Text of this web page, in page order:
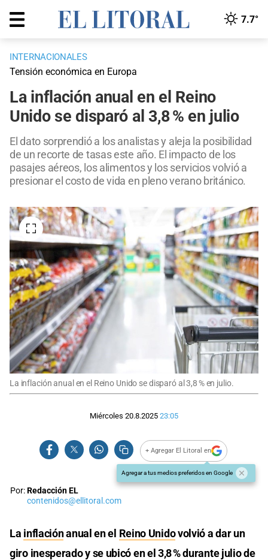
7.7°
INTERNACIONALES
Tensión económica en Europa
La inflación anual en el Reino
Unido se disparó al 3,8 % en julio
El dato sorprendió a los analistas y aleja la posibilidad
de un recorte de tasas este año. El impacto de los
pasajes aéreos, los alimentos y los servicios volvió a
presionar el costo de vida en pleno verano británico.
La inflación anual en el Reino Unido se disparó al 3,8 % en julio.
Miércoles 20.8.2025 23:05
+ Agregar El Litoral en
Agregar a tus medios preferidos en Google
Por:Redacción EL
contenidos@ellitoral.com
La inflaciónanual en el Reino Unidovolvió a dar un
giro inesperado y se ubicó en el 3,8 % durante julio de